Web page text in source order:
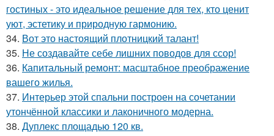
гостиных - это идеальное решение для тех, кто ценит
уют, эстетику и природную гармонию.
34. Вот это настоящий плотницкий талант!
35. Не создавайте себе лишних поводов для ссор!
36. Капитальный ремонт: масштабное преображение
вашего жилья.
37. Интерьер этой спальни построен на сочетании
утончённой классики и лаконичного модерна.
38. Дуплекс площадью 120 кв.